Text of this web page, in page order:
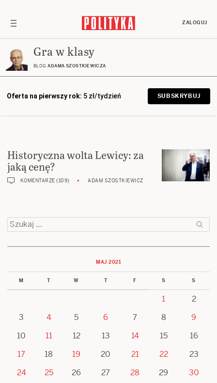
ZALOGUJ
Gra w klasy
BLOG ADAMA SZOSTKIEWICZA
Oferta na pierwszy rok: 5 zł/tydzień SUBSKRYBUJ
Historyczna wolta Lewicy: za
jaką cenę?
KOMENTARZE (109) ADAM SZOSTKIEWICZ
Szukaj:
MAJ 2021
M T W T F S S
1
2
3
4 5 6 7 8
9
10
11 12 13 14 15
16
17
18 19 20 21 22
23
24
25 26 27 28 29
30